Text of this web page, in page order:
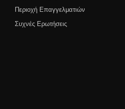
Περιοχή Επαγγελματιών
Συχνές Ερωτήσεις